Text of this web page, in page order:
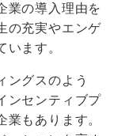
業の導入理由を
の充実やエンゲ
います。
ングスのよう
ンセンティブプ
もあります。